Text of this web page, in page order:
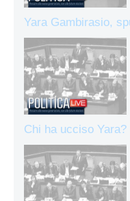
Yara Gambirasio,
Chi ha ucciso Yara?